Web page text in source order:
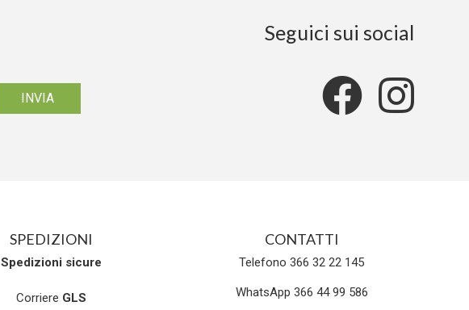
Seguici sui social
SPEDIZIONI
Spedizioni sicure
Corriere GLS
CONTATTI
Telefono 366 32 22 145
WhatsApp 366 44 99 586